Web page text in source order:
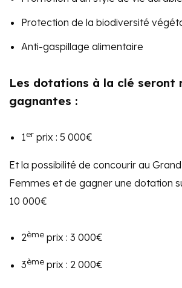
Protection de la biodiversité
Anti-gaspillage alimentaire
Les dotations à la clé seront
gagnantes :
1er prix : 5 000€
Et la possibilité de concourir au
Femmes et de gagner une dotation
10 000€
2ème prix : 3 000€
3ème prix : 2 000€